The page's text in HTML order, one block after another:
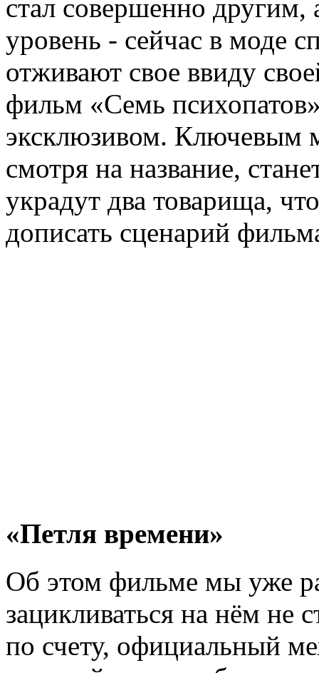
стал совершенно
уровень - сейчас в моде
отживают свое ввиду
фильм «Семь
эксклюзивом. Ключевым
смотря на название,
украдут два товарища,
дописать сценарий
«Петля времени»
Об этом фильме мы уже
зацикливаться на нём не
по счету, официальный